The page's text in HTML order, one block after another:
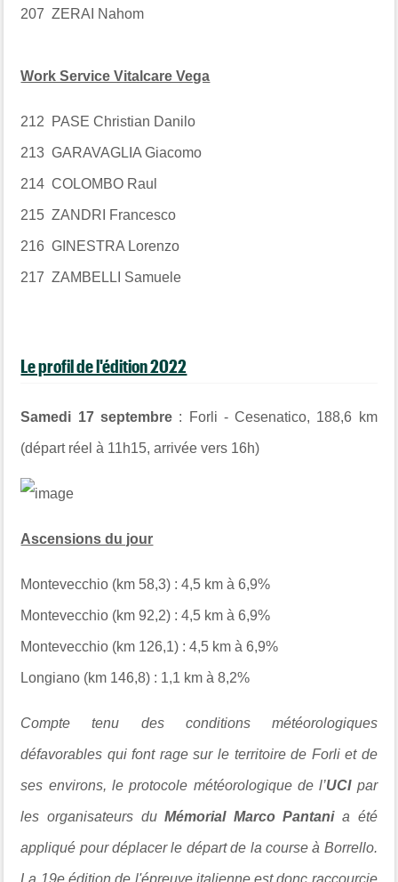
207 ZERAI Nahom
Work Service Vitalcare Vega
212 PASE Christian Danilo
213 GARAVAGLIA Giacomo
214 COLOMBO Raul
215 ZANDRI Francesco
216 GINESTRA Lorenzo
217 ZAMBELLI Samuele
Le profil de l'édition 2022
Samedi 17 septembre : Forli - Cesenatico, 188,6 km
(départ réel à 11h15, arrivée vers 16h)
Ascensions du jour
Montevecchio (km 58,3) : 4,5 km à 6,9%
Montevecchio (km 92,2) : 4,5 km à 6,9%
Montevecchio (km 126,1) : 4,5 km à 6,9%
Longiano (km 146,8) : 1,1 km à 8,2%
Compte tenu des conditions météorologiques
défavorables qui font rage sur le territoire de Forli et de
ses environs, le protocole météorologique de l’UCIpar
les organisateurs duMémorial Marco Pantania été
appliqué pour déplacer le départ de la course à Borrello.
La 19e édition de l'épreuve italienne est donc raccourcie